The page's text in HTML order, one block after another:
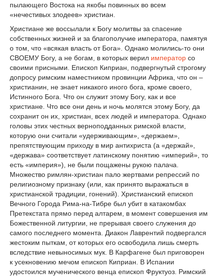
пылающего Востока на якобы повинных во всем
«нечестивых злодеев» христиан.
Христиане же воссылали к Богу молитвы за спасение
собственных жизней и за благополучие императора, памятуя
о том, что «всякая власть от Бога». Однако молились-то они
СВОЕМУ Богу, а не богам, в которых верил император со
своими присными. Епископ Киприан, подвергнутый строгому
допросу римским наместником провинции Африка, что он –
христианин, не знает никакого иного бога, кроме своего,
Истинного Бога. Что он служит этому Богу, как и все
христиане. Что все они день и ночь молятся этому Богу, да
сохранит он их, христиан, всех людей и императора. Однако
головы этих честных верноподданных римской власти,
которую они считали «удерживающим», «держаем»,
препятствующим приходу в мир антихриста (а «держай»,
«держава» соответствует латинскому понятию «империй», то
есть «империя»), не были пощажены рукою палача.
Множество римлян-христиан пало жертвами репрессий по
религиозному признаку (или, как принято выражаться в
христианской традиции, гонений). Христианский епископ
Вечного Города Рима-на-Тибре был убит в катакомбах
Претекстата прямо перед алтарем, в момент совершения им
Божественной литургии, не прерывая своего служения до
самого последнего момента. Диакон Лаврентий подвергался
жестоким пыткам, от которых его освободила лишь смерть
вследствие невыносимых мук. В Карфагене был приговорен
к усекновению мечом епископ Киприан. В Испании
удостоился мученического венца епископ Фруктуоз. Римский